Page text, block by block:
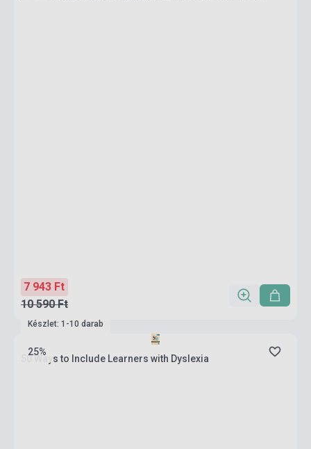
7 943 Ft
10 590 Ft
25%
Készlet: 1-10 darab
50 Ways to Include Learners with Dyslexia